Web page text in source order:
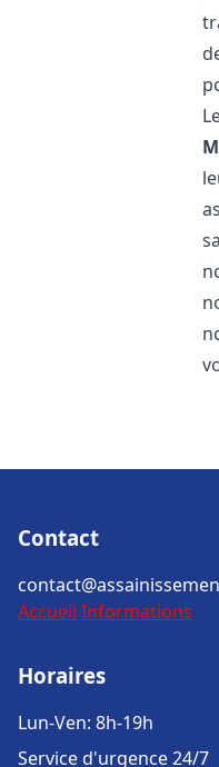
Contact
Accueil Informations
Horaires
Lun-Ven: 8h-19h
Service d'urgence 24/7